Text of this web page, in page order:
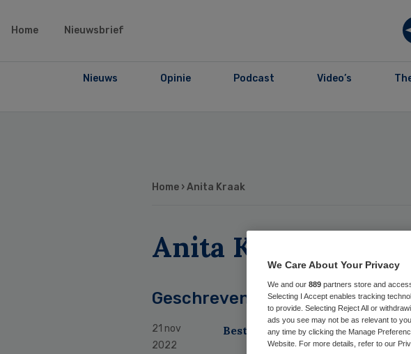
Home Nieuwsbrief
Nieuws Opinie Podcast Video’s
Home › Anita Kraak
Anita Kraak
Geschreven
21 nov
2022
Bestuurders met
We Care About Your Privacy
We and our 889 partners store and
Selecting I Accept enables tracking
to provide. Selecting Reject All or
ads you see may not be as relevant to
any time by clicking the Manage
Website. For more details, refer to our